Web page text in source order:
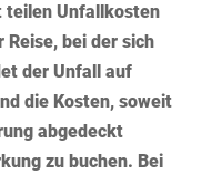
teilen Unfallkosten
Reise, bei der sich
der Unfall auf
die Kosten, soweit
abgedeckt
zu buchen. Bei